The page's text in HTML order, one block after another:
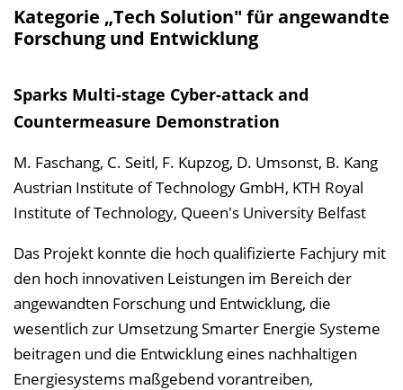
n
Kategorie „Tech Solution" für angewandte
Forschung und Entwicklung
Sparks Multi-stage Cyber-attack and
Countermeasure Demonstration
M. Faschang, C. Seitl, F. Kupzog, D. Umsonst, B. Kang
Austrian Institute of Technology GmbH, KTH Royal
Institute of Technology, Queen's University Belfast
Das Projekt konnte die hoch qualifizierte Fachjury mit
den hoch innovativen Leistungen im Bereich der
angewandten Forschung und Entwicklung, die
wesentlich zur Umsetzung Smarter Energie Systeme
beitragen und die Entwicklung eines nachhaltigen
Energiesystems maßgebend vorantreiben,